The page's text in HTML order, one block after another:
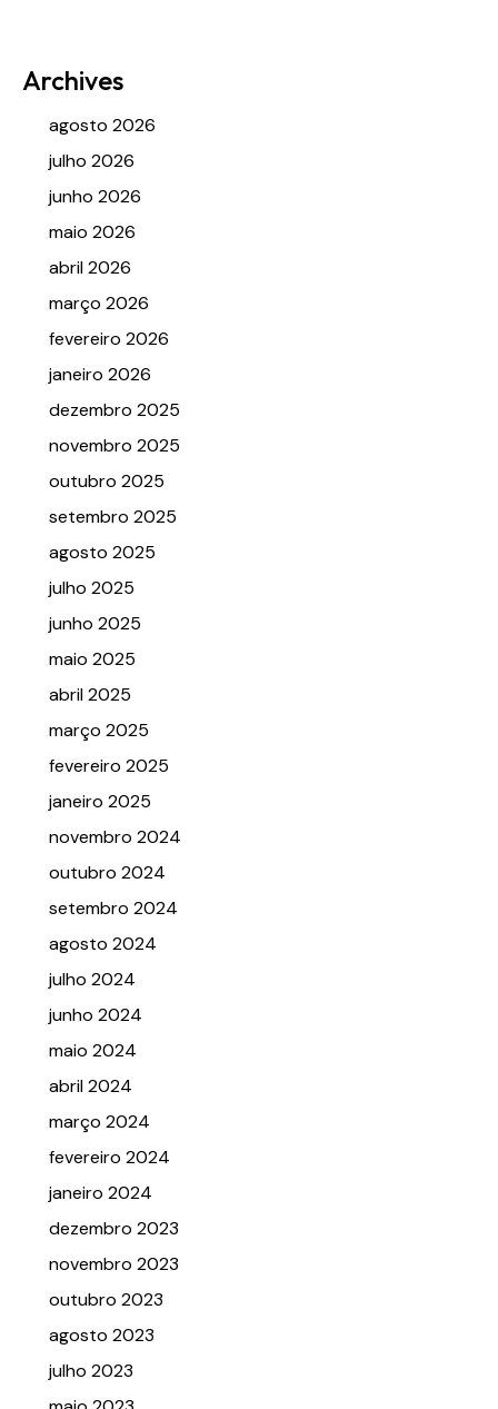
Archives
agosto 2026
julho 2026
junho 2026
maio 2026
abril 2026
março 2026
fevereiro 2026
janeiro 2026
dezembro 2025
novembro 2025
outubro 2025
setembro 2025
agosto 2025
julho 2025
junho 2025
maio 2025
abril 2025
março 2025
fevereiro 2025
janeiro 2025
novembro 2024
outubro 2024
setembro 2024
agosto 2024
julho 2024
junho 2024
maio 2024
abril 2024
março 2024
fevereiro 2024
janeiro 2024
dezembro 2023
novembro 2023
outubro 2023
agosto 2023
julho 2023